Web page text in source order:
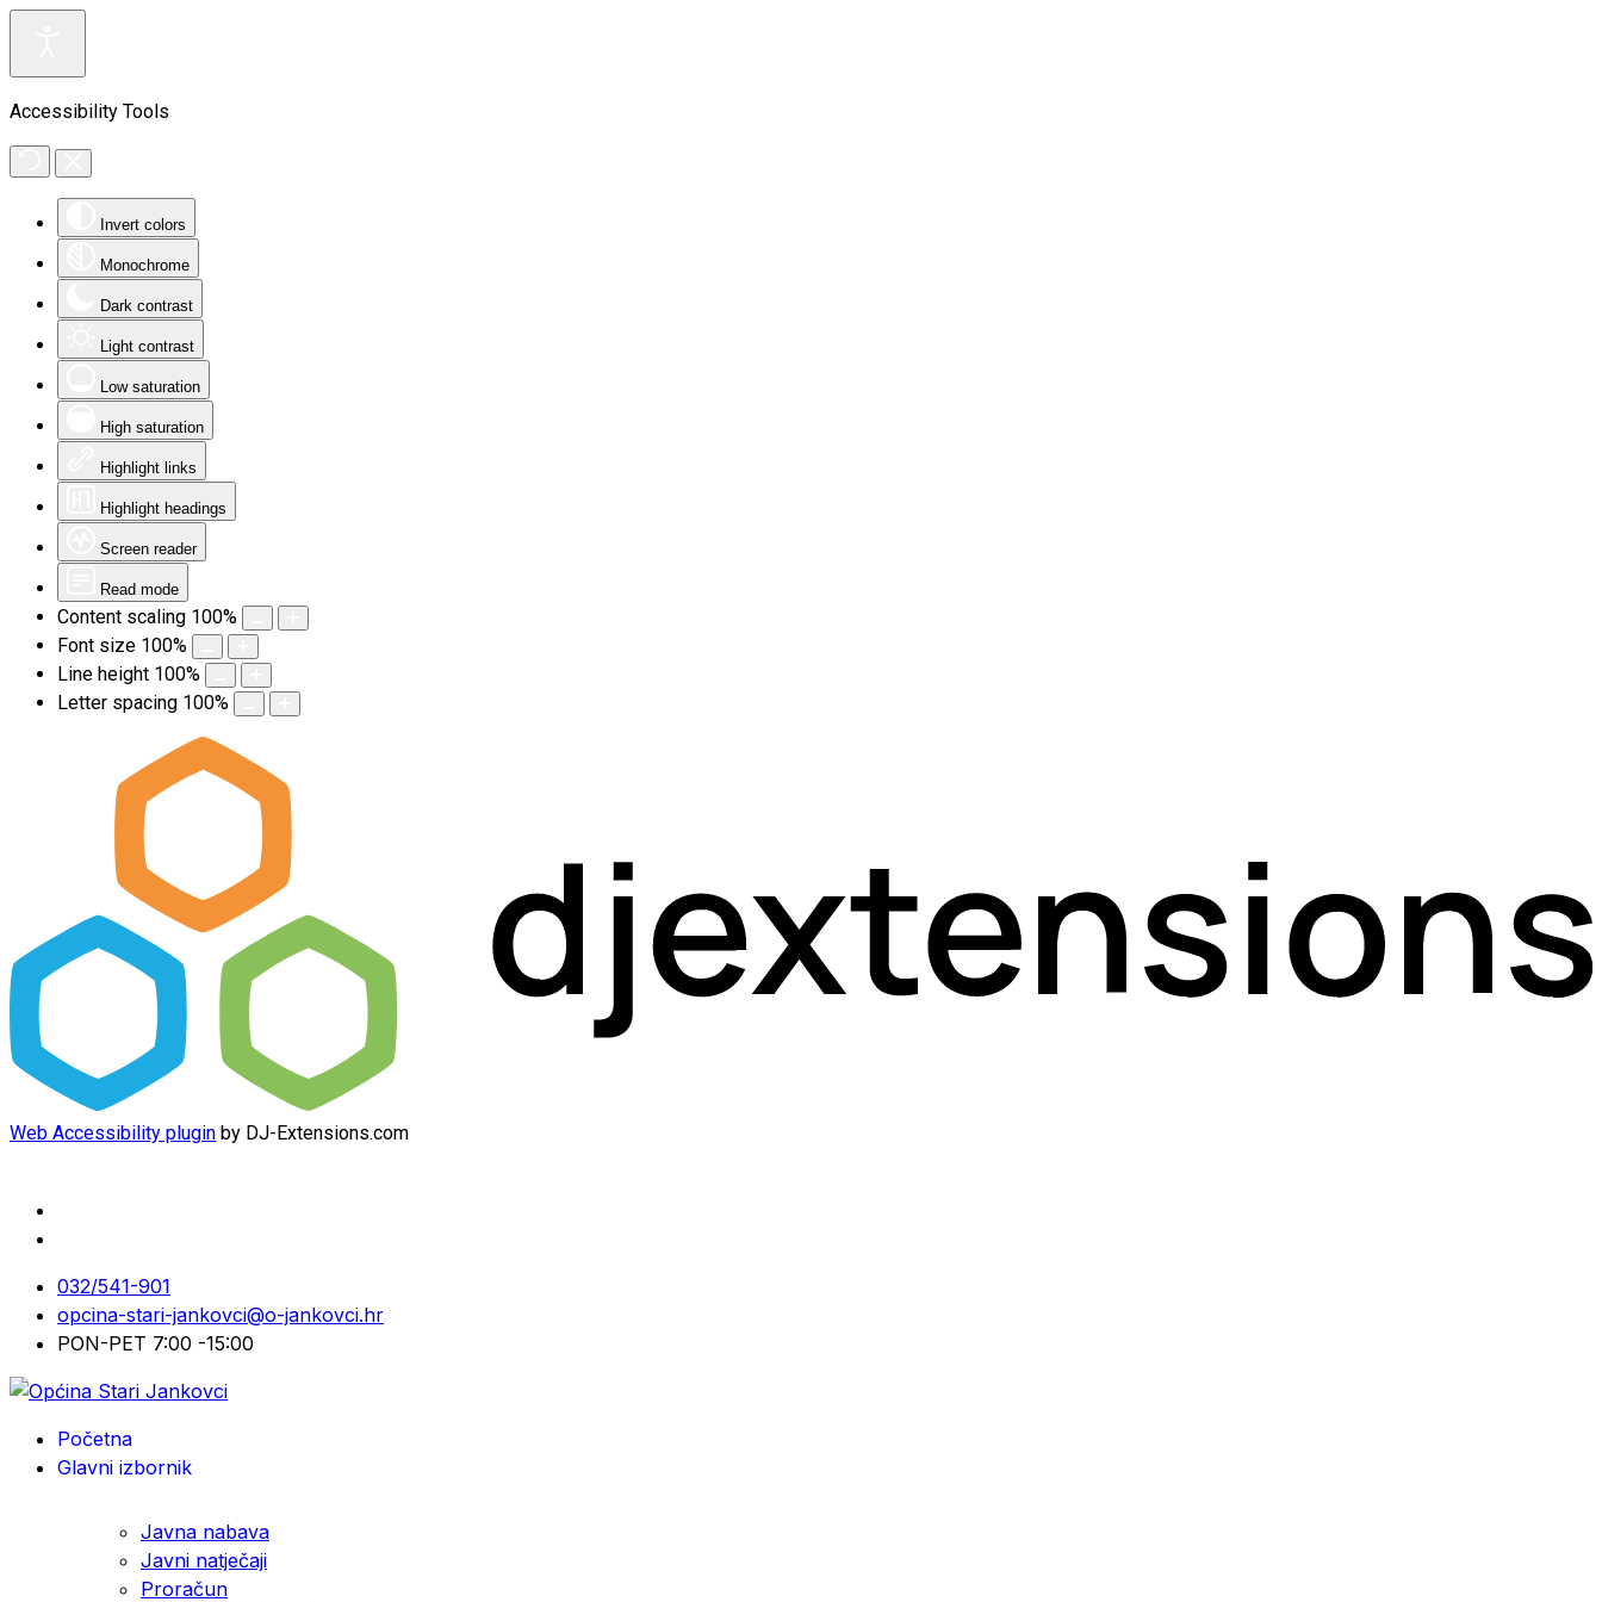
Accessibility Tools
Invert colors
Monochrome
Dark contrast
Light contrast
Low saturation
High saturation
Highlight links
Highlight headings
Screen reader
Read mode
Content scaling 100%
Font size 100%
Line height 100%
Letter spacing 100%
Web Accessibility plugin by DJ-Extensions.com
032/541-901
opcina-stari-jankovci@o-jankovci.hr
PON-PET 7:00 -15:00
Početna
Glavni izbornik
Javna nabava
Javni natječaji
Proračun